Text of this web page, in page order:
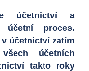
účetnictví a
účetní proces.
účetnictví zatím
účetních
takto roky